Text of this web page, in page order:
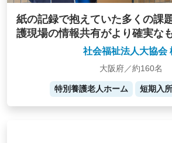
紙の記録で抱えていた多くの課
護現場の情報共有がより確実な
社会福祉法人大協会
大阪府／約160名
特別養護老人ホーム 短期入